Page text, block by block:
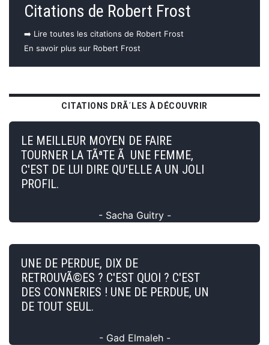
Citations de Robert Frost
➡️ Lire toutes les citations de Robert Frost
En savoir plus sur Robert Frost
CITATIONS DRÃ´LES À DÉCOUVRIR
LE MEILLEUR MOYEN DE FAIRE
TOURNER LA TÃªTE Ã UNE FEMME,
C'EST DE LUI DIRE QU'ELLE A UN JOLI
PROFIL.
- Sacha Guitry -
UNE DE PERDUE, DIX DE
RETROUVÃ©ES ? C'EST QUOI ? C'EST
DES CONNERIES ! UNE DE PERDUE, UN
DE TOUT SEUL.
- Gad Elmaleh -